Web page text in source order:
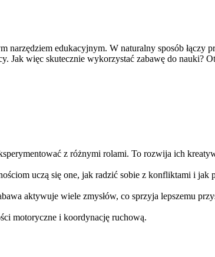
edukacyjnym. W naturalny sposób łączy
Jak więc skutecznie wykorzystać zabawę do nauki?
z różnymi rolami. To rozwija ich
uczą się one, jak radzić sobie z konfliktami i jak
aktywuje wiele zmysłów, co sprzyja lepszemu
motoryczne i koordynację ruchową.